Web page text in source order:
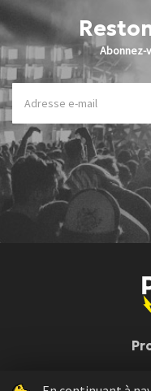
Abonnez-